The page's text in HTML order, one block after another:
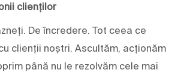
clienților
De încredere. Tot ceea ce
clienții noștri. Ascultăm, acționăm
până nu le rezolvăm cele mai